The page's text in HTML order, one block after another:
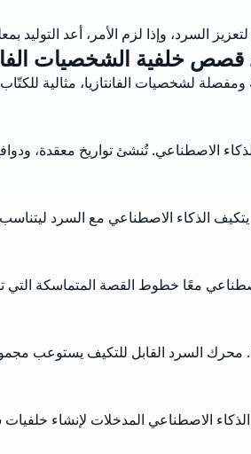
السرد، وإذا لزم الأمر، أعد التوليد
قصص خلفية الشخصيات
لشخصيات الفانتازيا، مثالية
الاصطناعي. تُنشئ تواريخ معقدة،
الذكاء الاصطناعي مع السرد ليتناسب
معًا خطوط القصة المتماسكة
محرك السرد القابل للتكيف يستوعب
الاصطناعي المدخلات لإنشاء